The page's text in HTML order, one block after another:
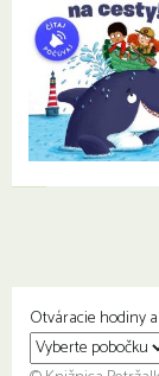
Otváracie hodiny